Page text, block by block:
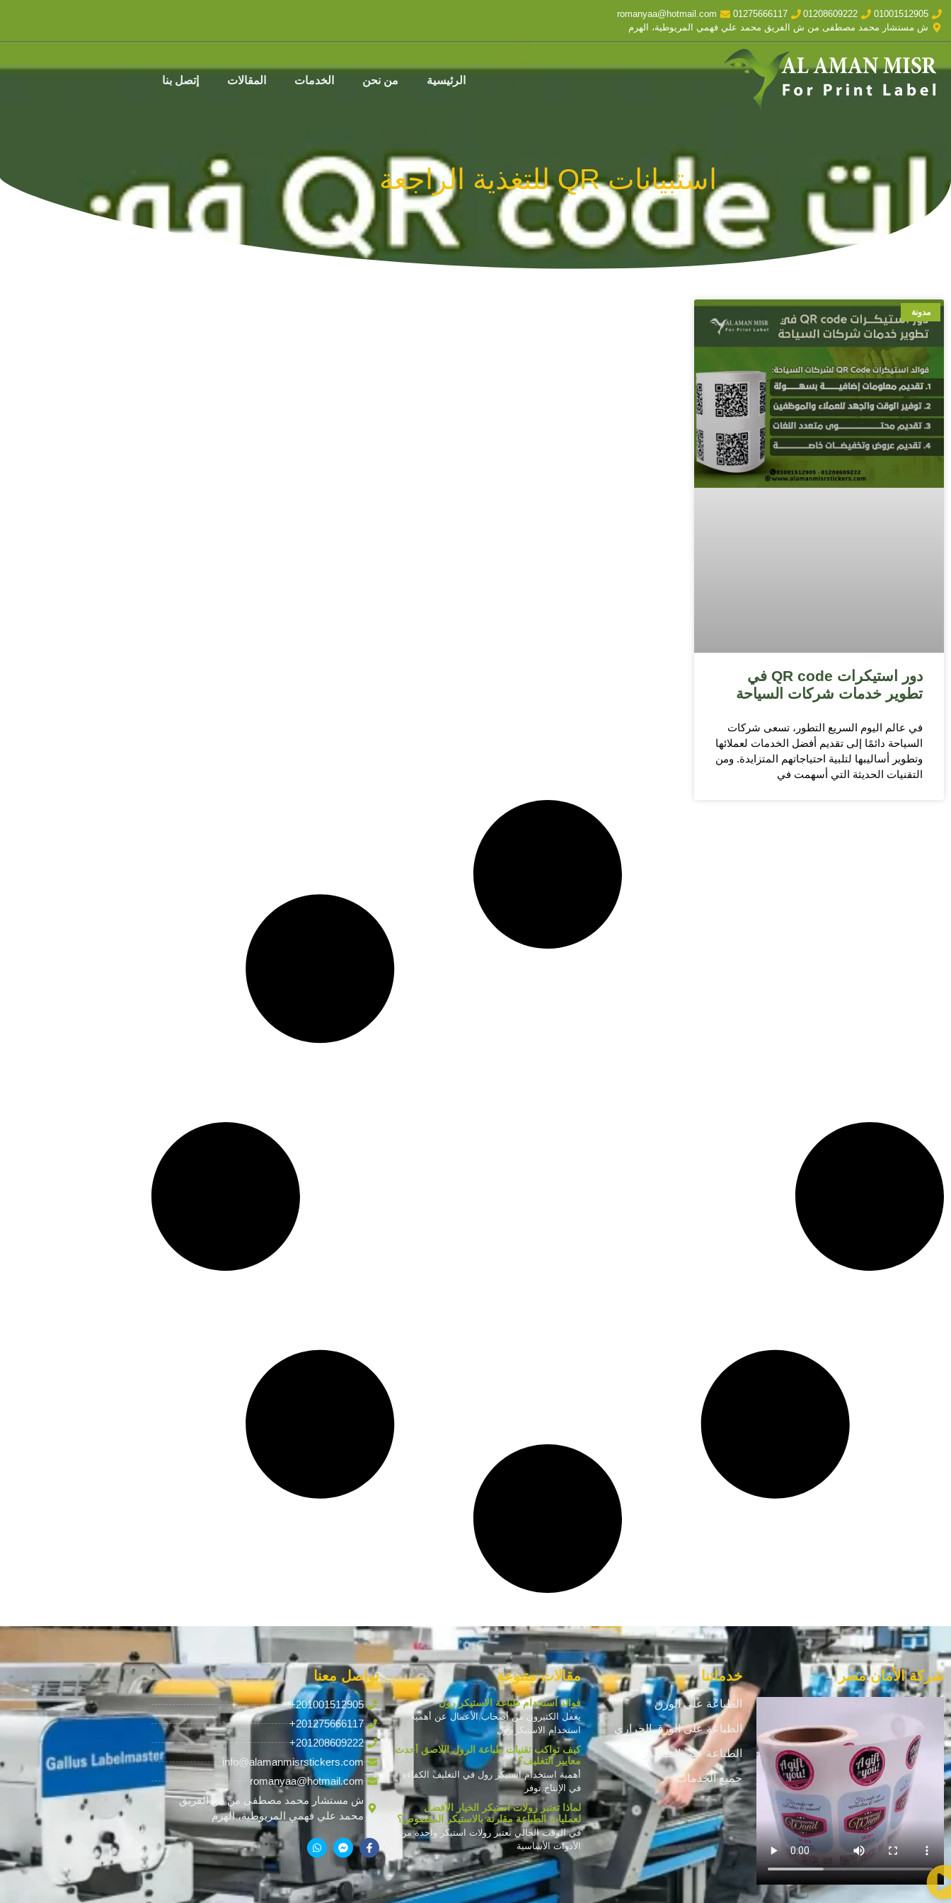
01001512905
01208609222
01275666117
romanyaa@hotmail.com
ش مستشار محمد مصطفى من ش الفريق محمد علي فهمي المريوطية، الهرم
الرئيسية من نحن الخدمات المقالات إتصل بنا
استبيانات QR للتغذية الراجعة
مدونة
دور استيكرات QR code في
تطوير خدمات شركات السياحة
في عالم اليوم السريع التطور، تسعى شركات
السياحة دائمًا إلى تقديم أفضل الخدمات لعملائها
وتطوير أساليبها لتلبية احتياجاتهم المتزايدة. ومن
التقنيات الحديثة التي أسهمت في
شركة الأمان مصر خدماتنا
الطباعة على الورق
الطباعة على الورق الحراري
الطباعة علي الميتاليز
جميع الخدمات
مقالات متنوعة
فوائد استخدام طباعة الاستيكر رول
يغفل الكثيرون من أصحاب الأعمال عن أهمية
استخدام الاستيكر رول
كيف تواكب تقنيات طباعة الرول اللاصق أحدث
معايير التغليف؟
أهمية استخدام استيكر رول في التغليف الكفاءة
في الإنتاج توفر
لماذا تعتبر رولات استيكر الخيار الأفضل
لعمليات الطباعة مقارنة بالاستيكر المقصوص؟
في الوقت الحالي تعتبر رولات استيكر واحدة من
الأدوات الأساسية
تواصل معنا
+201001512905
+201275666117
+201208609222
info@alamanmisrstickers.com
romanyaa@hotmail.com
ش مستشار محمد مصطفى من ش الفريق
محمد علي فهمي المريوطية، الهرم